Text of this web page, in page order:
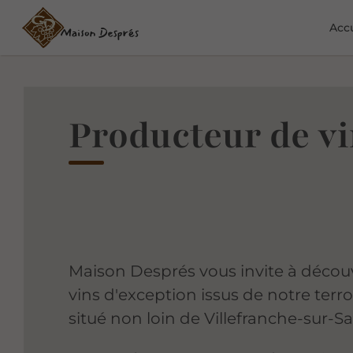
Producteur de
Maison Després vous invite à
vins d'exception issus de notre
situé non loin de Villefranche-sur-